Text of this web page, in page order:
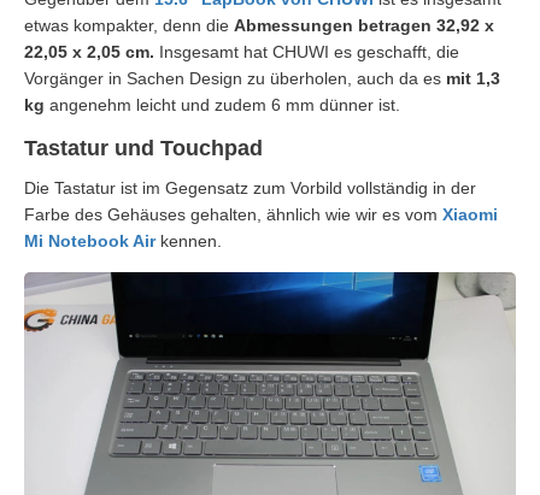
etwas kompakter, denn die Abmessungen betragen 32,92 x
22,05 x 2,05 cm. Insgesamt hat CHUWI es geschafft, die
Vorgänger in Sachen Design zu überholen, auch da es mit 1,3
kg angenehm leicht und zudem 6 mm dünner ist.
Tastatur und Touchpad
Die Tastatur ist im Gegensatz zum Vorbild vollständig in der
Farbe des Gehäuses gehalten, ähnlich wie wir es vom Xiaomi
Mi Notebook Airkennen.